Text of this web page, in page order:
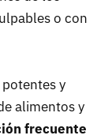
o con
y
alimentos y
frecuente